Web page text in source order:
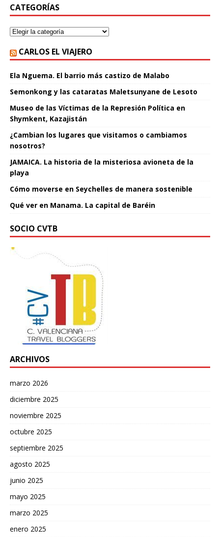
CATEGORÍAS
CARLOS EL VIAJERO
Ela Nguema. El barrio más castizo de Malabo
Semonkong y las cataratas Maletsunyane de Lesoto
Museo de las Víctimas de la Represión Política en
Shymkent, Kazajistán
¿Cambian los lugares que visitamos o cambiamos
nosotros?
JAMAICA. La historia de la misteriosa avioneta de la
playa
Cómo moverse en Seychelles de manera sostenible
Qué ver en Manama. La capital de Baréin
SOCIO CVTB
ARCHIVOS
marzo 2026
diciembre 2025
noviembre 2025
octubre 2025
septiembre 2025
agosto 2025
junio 2025
mayo 2025
marzo 2025
enero 2025